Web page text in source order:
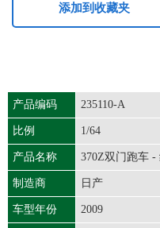
添加到收藏夹
产品编码 235110-A
比例 1/64
产品名称 370Z双门跑车
制造商 日产
车型年份 2009